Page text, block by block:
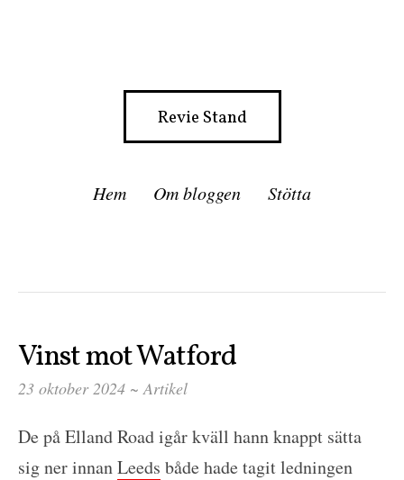
Revie Stand
Hem Om bloggen Stötta
Vinst mot Watford
23 oktober 2024 ~ Artikel
De på Elland Road igår kväll hann knappt sätta
sig ner innanLeeds både hade tagit ledningen